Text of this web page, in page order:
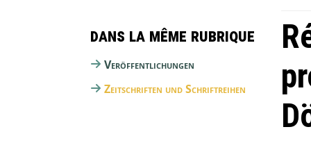
Dans la même rubrique
Veröffentlichungen
Zeitschriften und Schriftreihen